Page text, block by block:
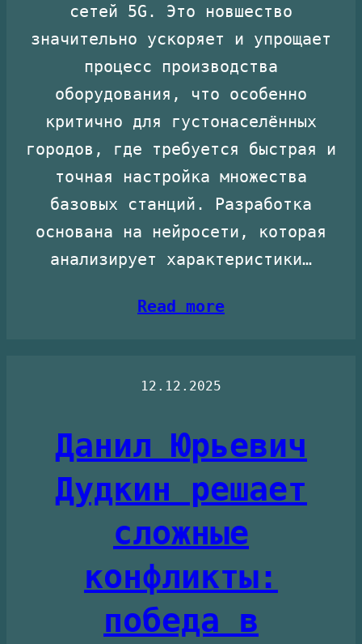
сетей 5G. Это новшество
значительно ускоряет и упрощает
процесс производства
оборудования, что особенно
критично для густонаселённых
городов, где требуется быстрая и
точная настройка множества
базовых станций. Разработка
основана на нейросети, которая
анализирует характеристики…
Read more
12.12.2025
Данил Юрьевич
Дудкин решает
сложные
конфликты:
победа в